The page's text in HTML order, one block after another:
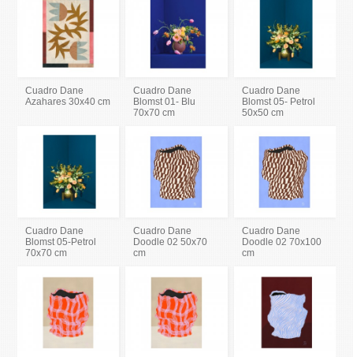
Cuadro Dane
Azahares 30x40 cm
Cuadro Dane
Blomst 01- Blu
70x70 cm
Cuadro Dane
Blomst 05- Petrol
50x50 cm
Cuadro Dane
Blomst 05-Petrol
70x70 cm
Cuadro Dane
Doodle 02 50x70
cm
Cuadro Dane
Doodle 02 70x100
cm